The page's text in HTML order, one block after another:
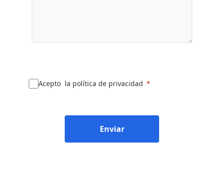
Acepto la política de privacidad
Enviar